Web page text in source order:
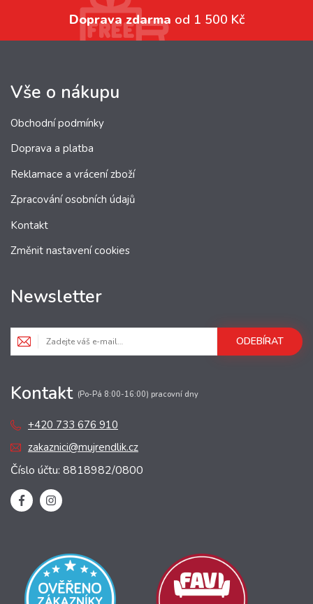
Doprava zdarma od 1 500 Kč
Vše o nákupu
Obchodní podmínky
Doprava a platba
Reklamace a vrácení zboží
Zpracování osobních údajů
Kontakt
Změnit nastavení cookies
Newsletter
ODEBÍRAT
Kontakt (Po-Pá 8:00-16:00) pracovní dny
+420 733 676 910
zakaznici@mujrendlik.cz
Číslo účtu: 8818982/0800